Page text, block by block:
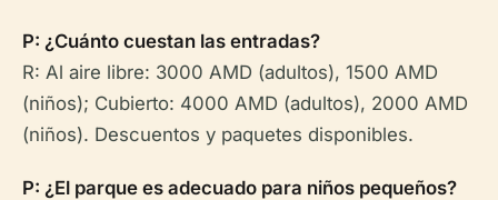
P: ¿Cuánto cuestan las entradas?
R: Al aire libre: 3000 AMD (adultos), 1500 AMD
(niños); Cubierto: 4000 AMD (adultos), 2000 AMD
(niños). Descuentos y paquetes disponibles.
P: ¿El parque es adecuado para niños pequeños?